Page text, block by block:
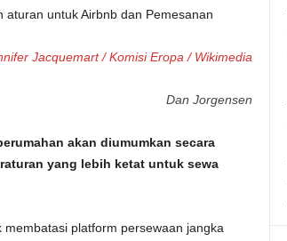
Jacquemart / Komisi Eropa / Wikimedia
Dan Jorgensen
akan diumumkan secara
yang lebih ketat untuk sewa
platform persewaan jangka